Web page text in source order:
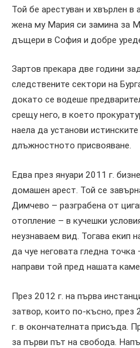
Той бе арестуван и хвърлен в
жена му Мария си замина за
дъщери в София и добре
Зартов прекара две години
следствените сектори на
докато се водеше
срещу него, в което
наела да установи
длъжностното присвояване.
Едва през януари 2011 г.
домашен арест. Той се
Димчево – разграбена от
отопление – в кучешки
неузнаваем вид. Тогава екип
да чуе неговата гледна
направи той пред нашата
През 2012 г. на първа
затвор, които по-късно, през
г. в окончателната присъда.
за първи път на свобода.